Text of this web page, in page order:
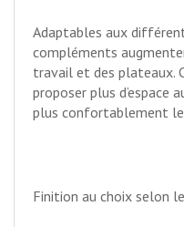
Adaptables aux
compléments
travail et des plateaux.
proposer plus d’espace
plus confortablement
Finition au choix selon